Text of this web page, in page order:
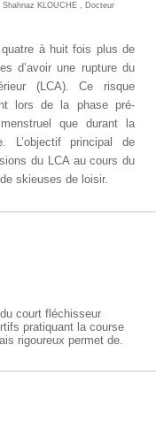
Shahnaz KLOUCHE , Docteur
à huit fois plus de
d’avoir une rupture du
(LCA). Ce risque
lors de la phase pré-
que durant la
L’objectif principal de
du LCA au cours du
skieuses de loisir.
court fléchisseur
pratiquant la course
rigoureux permet de.